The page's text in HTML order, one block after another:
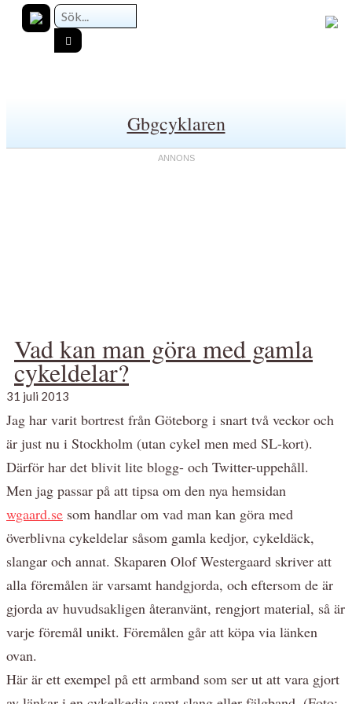
Gbgcyklaren
Vad kan man göra med gamla
cykeldelar?
31 juli 2013
Jag har varit bortrest från Göteborg i snart två veckor och
är just nu i Stockholm (utan cykel men med SL-kort).
Därför har det blivit lite blogg- och Twitter-uppehåll.
Men jag passar på att tipsa om den nya hemsidan
wgaard.se som handlar om vad man kan göra med
överblivna cykeldelar såsom gamla kedjor, cykeldäck,
slangar och annat. Skaparen Olof Westergaard skriver att
alla föremålen är varsamt handgjorda, och eftersom de är
gjorda av huvudsakligen återanvänt, rengjort material, så är
varje föremål unikt. Föremålen går att köpa via länken
ovan.
Här är ett exempel på ett armband som ser ut att vara gjort